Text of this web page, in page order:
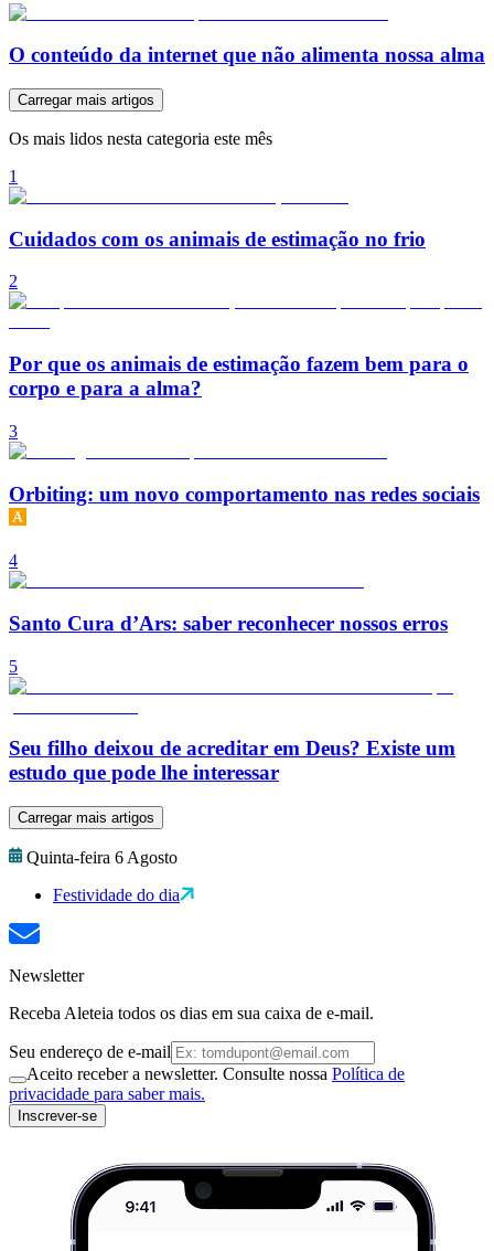
O conteúdo da internet que não alimenta nossa alma
Carregar mais artigos
Os mais lidos nesta categoria este mês
1
Cuidados com os animais de estimação no frio
2
Por que os animais de estimação fazem bem para o
corpo e para a alma?
3
Orbiting: um novo comportamento nas redes sociais
4
Santo Cura d’Ars: saber reconhecer nossos erros
5
Seu filho deixou de acreditar em Deus? Existe um
estudo que pode lhe interessar
Carregar mais artigos
Quinta-feira 6 Agosto
Festividade do dia
Newsletter
Receba Aleteia todos os dias em sua caixa de e-mail.
Seu endereço de e-mail
Aceito receber a newsletter. Consulte nossa Política de
privacidade para saber mais.
Inscrever-se